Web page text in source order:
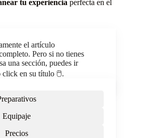
tu experiencia perfecta en el
el artículo
Pero si no tienes
una sección, puedes ir
click en su título 🖱️.
Equipaje
Precios